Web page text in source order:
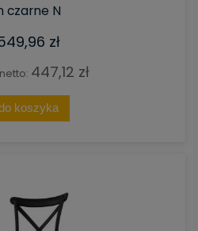
czarne N
zł
447,12 zł
koszyka